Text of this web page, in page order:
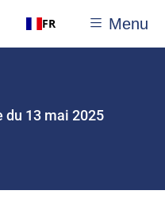
Menu
FR
du 13 mai 2025